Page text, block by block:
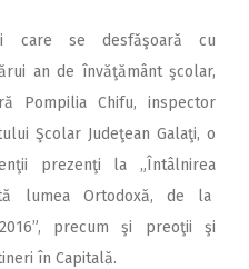
care se desfăşoară cu
an de învăţământ şcolar,
Pompilia Chifu, inspector
Şcolar Judeţean Galaţi, o
prezenţi la „Întâlnirea
lumea Ortodoxă, de la
precum şi preoţii şi
în Capitală.